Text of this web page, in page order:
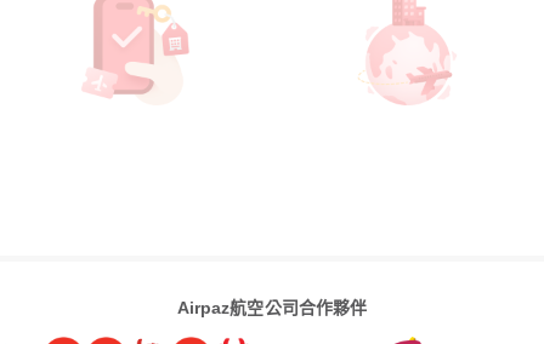
Airpaz航空公司合作夥伴